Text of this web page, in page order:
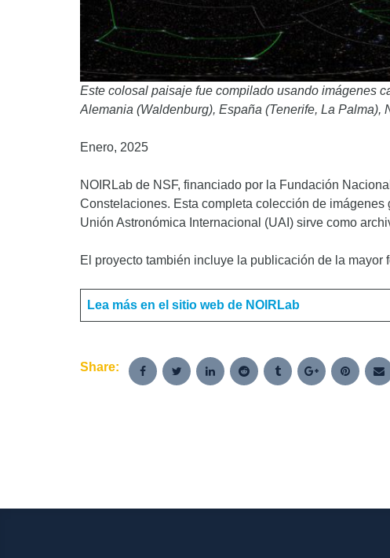
Este colosal paisaje fue compilado usando imágenes
Alemania (Waldenburg), España (Tenerife, La Palma),
Enero, 2025
NOIRLab de NSF, financiado por la Fundación
Constelaciones. Esta completa colección de
Unión Astronómica Internacional (UAI) sirve como
El proyecto también incluye la publicación de la
Lea más en el sitio web de NOIRLab
Share: